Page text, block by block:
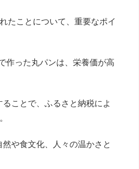
たことについて、重要なポイ
作った丸パンは、栄養価が高
ことで、ふるさと納税によ
や食文化、人々の温かさと